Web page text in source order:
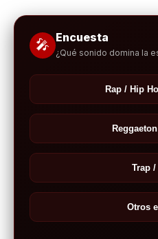
🎤 Encuesta
¿Qué sonido domina la
Rap / Hip
Trap /
Otros